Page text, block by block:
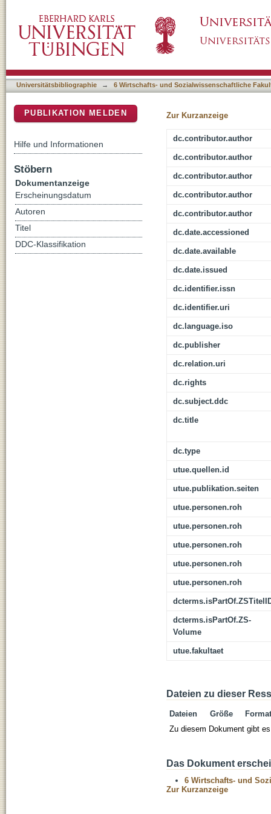
Universitätsbibliographie → 6 Wirtschafts- und Sozialwissenschaftliche
Zur Kurzanzeige
dc.contributor.author
dc.contributor.author
dc.contributor.author
dc.contributor.author
dc.contributor.author
dc.date.accessioned
dc.date.available
dc.date.issued
dc.identifier.issn
dc.identifier.uri
dc.language.iso
dc.publisher
dc.relation.uri
dc.rights
dc.subject.ddc
dc.title
dc.type
utue.quellen.id
utue.publikation.seiten
utue.personen.roh
utue.personen.roh
utue.personen.roh
utue.personen.roh
utue.personen.roh
dcterms.isPartOf.ZS-
Volume
utue.fakultaet
Dateien zu dieser
Dateien Größe
Format
Zu diesem Dokument gibt
Das Dokument
6 Wirtschafts- und
Zur Kurzanzeige
PUBLIKATION MELDEN
Hilfe und Informationen
Stöbern
Dokumentanzeige
Erscheinungsdatum
Autoren
Titel
DDC-Klassifikation